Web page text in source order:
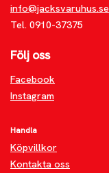
info@jacksvaruhus.se
Tel. 0910-37375
Följ oss
Facebook
Instagram
Handla
Köpvillkor
Kontakta oss